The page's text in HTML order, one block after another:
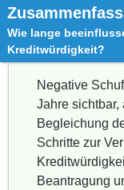
Wie lange
Kreditwürdigkeit?
Negative
Jahre sichtbar,
Begleichung
Schritte zur
Beantragung